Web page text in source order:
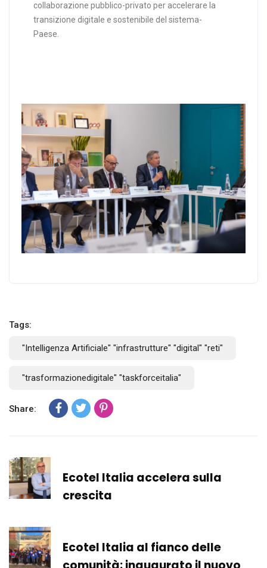
collaborazione pubblico-privato per accelerare la
transizione digitale e sostenibile del sistema-
Paese.
Tags:
"Intelligenza Artificiale" "infrastrutture" "digital" "reti"
"trasformazionedigitale" "taskforceitalia"
Share:
Ecotel Italia accelera sulla
crescita
Ecotel Italia al fianco delle